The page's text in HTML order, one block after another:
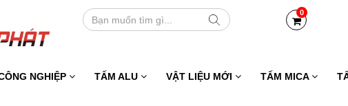
0
NGHIỆP TẤM ALU VẬT LIỆU MỚI TẤM MICA